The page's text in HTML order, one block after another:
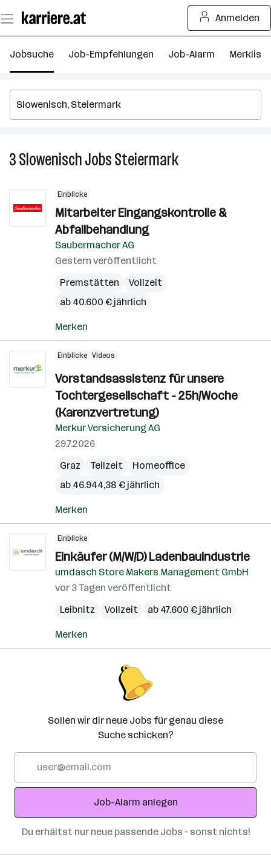
Seiteninhalt
springen
Anmelden
Jobsuche Job-Empfehlungen Job-Alarm Merkliste
3SlowenischJobsSteiermark3
Steiermark
Einblicke
Mitarbeiter Eingangskontrolle &
Abfallbehandlung
Saubermacher AG
Gestern veröffentlicht
Premstätten
Vollzeit
ab 40.600 € jährlich
Merken
Einblicke Videos
Vorstandsassistenz für unsere
Tochtergesellschaft - 25h/Woche
(Karenzvertretung)
Merkur Versicherung AG
29.7.2026
Graz
Teilzeit
Homeoffice
ab 46.944,38 € jährlich
Merken
Einblicke
Einkäufer (M/W/D) Ladenbauindustrie
umdasch Store Makers Management GmbH
vor 3 Tagen veröffentlicht
Leibnitz
Vollzeit ab 47.600 € jährlich
Merken
Sollen wir dir neue Jobs für genau diese
Suche schicken?
Adresse
Job-Alarm anlegen
Du erhältst nur neue passende Jobs – sonst nichts!